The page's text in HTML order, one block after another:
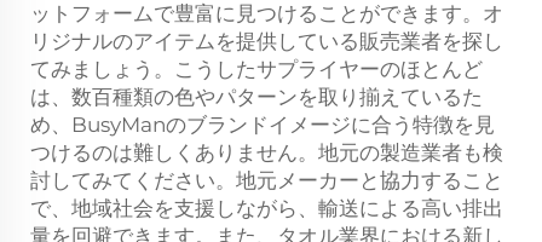
ットフォームで豊富に見つけることができます。オ
リジナルのアイテムを提供している販売業者を探し
てみましょう。こうしたサプライヤーのほとんど
は、数百種類の色やパターンを取り揃えているた
め、BusyManのブランドイメージに合う特徴を見
つけるのは難しくありません。地元の製造業者も検
討してみてください。地元メーカーと協力すること
で、地域社会を支援しながら、輸送による高い排出
量を回避できます。また、タオル業界における新し